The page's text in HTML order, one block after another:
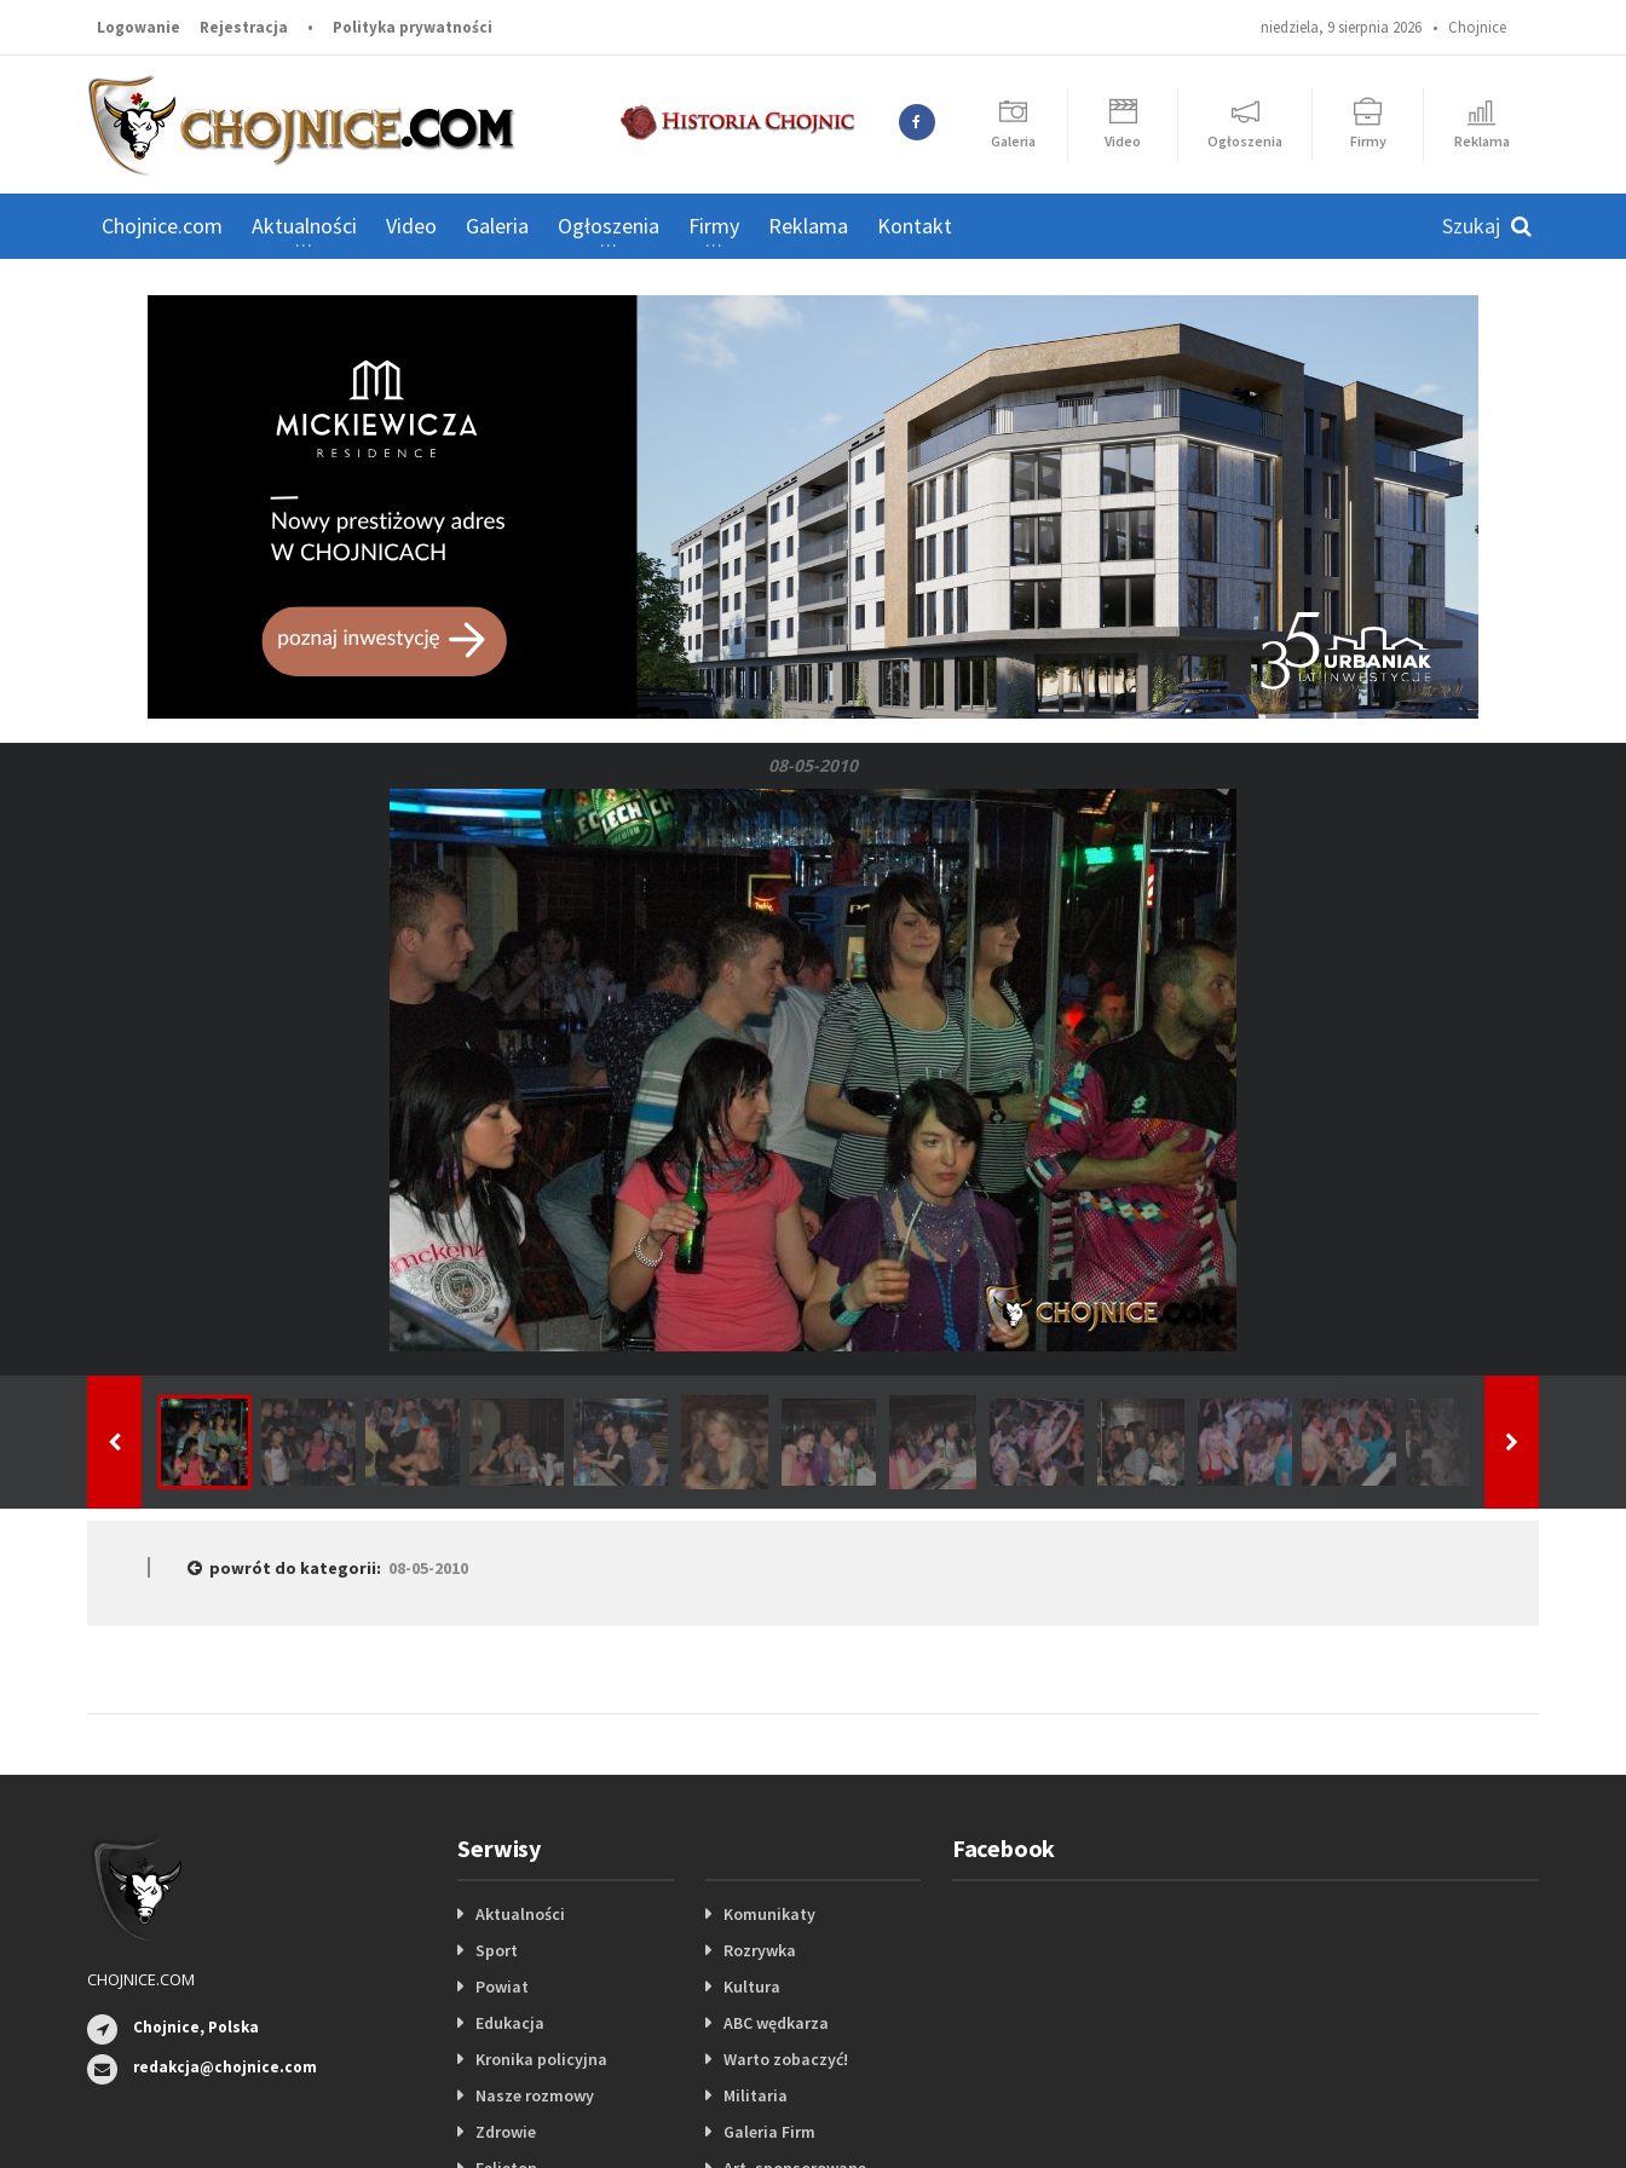
niedziela, 9 sierpnia 2026 • Chojnice
Logowanie Rejestracja • Polityka prywatności
Galeria Video Ogłoszenia Firmy Reklama
Chojnice.com Aktualności Video Galeria Ogłoszenia Firmy Reklama Kontakt
08-05-2010
powrót do kategorii: 08-05-2010
CHOJNICE.COM
Chojnice, Polska
redakcja@chojnice.com
Serwisy
Aktualności
Sport
Powiat
Edukacja
Kronika policyjna
Nasze rozmowy
Zdrowie
Komunikaty
Rozrywka
Kultura
ABC wędkarza
Warto zobaczyć!
Militaria
Galeria Firm
Facebook